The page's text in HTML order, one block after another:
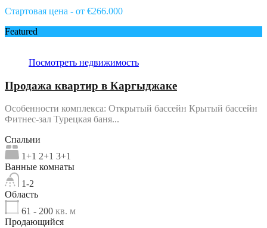
Стартовая цена - от €266.000
Featured
Посмотреть недвижимость
Продажа квартир в Каргыджаке
Особенности комплекса: Открытый бассейн Крытый бассейн
Фитнес-зал Турецкая баня...
Спальни
1+1 2+1 3+1
Ванные комнаты
1-2
Область
61 - 200 кв. м
Продающийся